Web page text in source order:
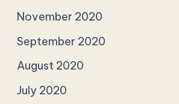
November 2020
September 2020
August 2020
July 2020